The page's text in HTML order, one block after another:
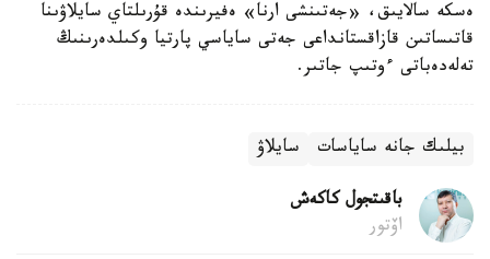
ەسكە سالايىق، «جەتىنشى ارنا» ەفيرىندە قۇرىلتاي سايلاۋىنا
قاتىساتىن قازاقستانداعى جەتى ساياسي پارتيا وكىلدەرىنىڭ
تەلەدەباتى ءوتىپ جاتىر.
بيلىك جانە ساياسات سايلاۋ
باقىتجول كاكەش
اۆتور